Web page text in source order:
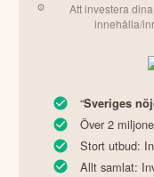
Att investera
innehålla/
“Sveriges
Över 2
Stort utbud:
Allt samlat: